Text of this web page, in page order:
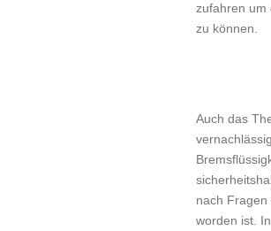
zufahren um
zu können.
Auch das
nach
worden ist.